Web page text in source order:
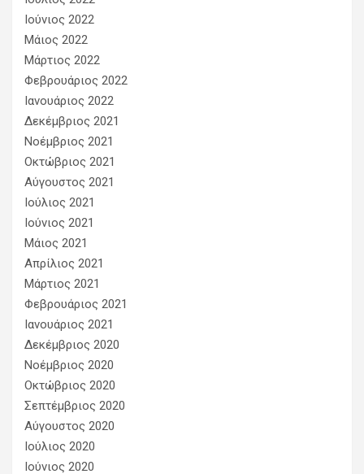
Ιούνιος 2022
Μάιος 2022
Μάρτιος 2022
Φεβρουάριος 2022
Ιανουάριος 2022
Δεκέμβριος 2021
Νοέμβριος 2021
Οκτώβριος 2021
Αύγουστος 2021
Ιούλιος 2021
Ιούνιος 2021
Μάιος 2021
Απρίλιος 2021
Μάρτιος 2021
Φεβρουάριος 2021
Ιανουάριος 2021
Δεκέμβριος 2020
Νοέμβριος 2020
Οκτώβριος 2020
Σεπτέμβριος 2020
Αύγουστος 2020
Ιούλιος 2020
Ιούνιος 2020